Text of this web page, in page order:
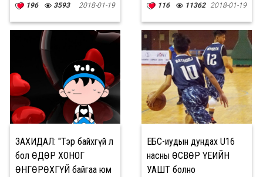
196 3593 2018-01-19 116 11362 2018-01-19
ЗАХИДАЛ: "Тэр байхгүй л
бол ӨДӨР ХОНОГ
ӨНГӨРӨХГҮЙ байгаа юм
ЕБС-иудын дундах U16
насны ӨСВӨР ҮЕИЙН
УАШТ болно